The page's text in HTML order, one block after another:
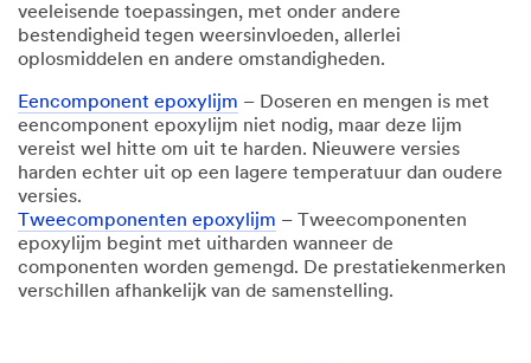
veeleisende toepassingen, met onder andere
bestendigheid tegen weersinvloeden, allerlei
oplosmiddelen en andere omstandigheden.
Eencomponent epoxylijm – Doseren en mengen is met
eencomponent epoxylijm niet nodig, maar deze lijm
vereist wel hitte om uit te harden. Nieuwere versies
harden echter uit op een lagere temperatuur dan oudere
versies.
Tweecomponenten epoxylijm – Tweecomponenten
epoxylijm begint met uitharden wanneer de
componenten worden gemengd. De prestatiekenmerken
verschillen afhankelijk van de samenstelling.